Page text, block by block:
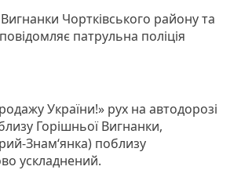
Чортківського району та
патрульна поліція
України!» рух на автодорозі
Горішньої Вигнанки,
Знам‘янка) поблизу
ускладнений.